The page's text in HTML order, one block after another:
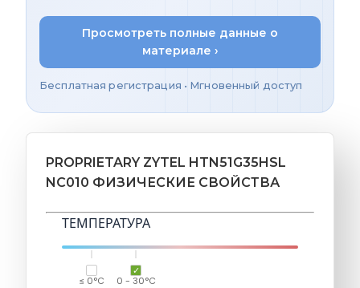
Просмотреть полные данные о
материале ›
Бесплатная регистрация • Мгновенный доступ
PROPRIETARY ZYTEL HTN51G35HSL
NC010 ФИЗИЧЕСКИЕ СВОЙСТВА
ТЕМПЕРАТУРА
≤ 0°C 0 - 30°C